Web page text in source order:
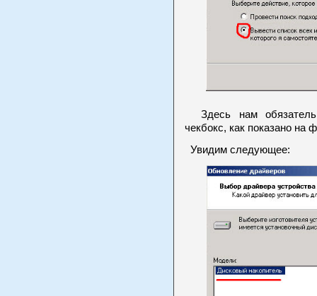
Здесь нам
чекбокс, как показано на
Увидим следующее: